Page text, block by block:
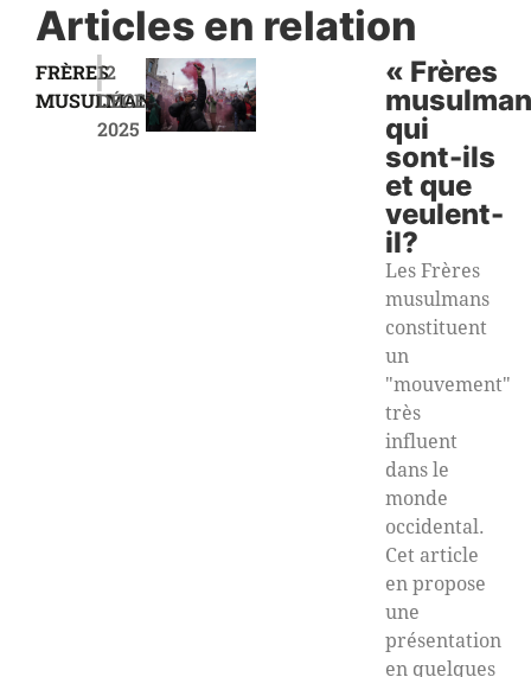
Articles en relation
FRÈRES
MUSULMANS
|
12
DÉCEMBRE
2025
« Frères
qui
sont-ils
et que
veulent-
il?
Les Frères
musulmans
constituent
un
"mouvement"
très
influent
dans le
monde
occidental.
Cet article
en propose
une
présentation
en quelques